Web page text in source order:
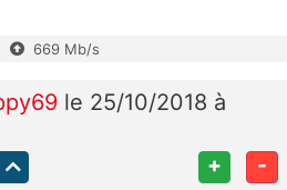
669 Mb/s
le 25/10/2018 à
+ -